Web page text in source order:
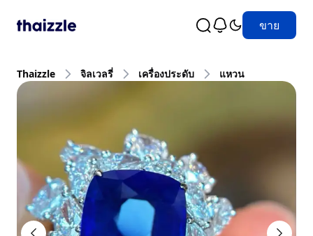
ขาย
Thaizzle จิลเวลรี่ เครื่องประดับ แหวน